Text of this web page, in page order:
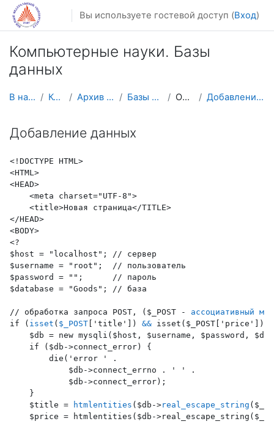
Перейти к основному содержанию
Вы используете гостевой доступ (Вход)
Компьютерные науки. Базы
данных
В начало Курсы Архив курсов Базы данных Общее Добавление данных
Добавление данных
<!DOCTYPE HTML>
<HTML>
<HEAD>
    <meta charset="UTF-8">
    <title>Новая страница</TITLE>
</HEAD>
<BODY>
<?
$host = "localhost"; // сервер
$username = "root";  // пользователь
$password = "";      // пароль
$database = "Goods"; // база
// обработка запроса POST, ($_POST - ассоциативный
if ( isset ( $_POST ['title']) && isset($_POST['price']))
$db = new mysqli($host, $username, $password,
    if ($db->connect_error) {
        die('error ' .
            $db->connect_errno . ' ' .
            $db->connect_error);
    }
    $title =
htmlentities ($db->real_escape_string
$price = htmlentities($db-